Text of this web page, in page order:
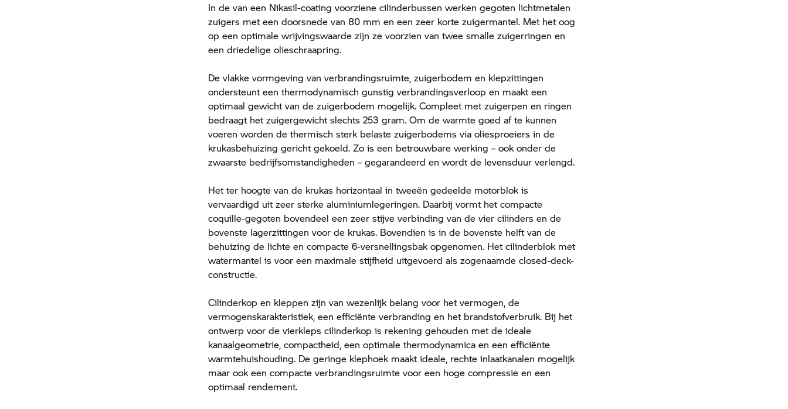
In de van een Nikasil-coating voorziene cilinderbussen werken gegoten lichtmetalen
zuigers met een doorsnede van 80 mm en een zeer korte zuigermantel. Met het oog
op een optimale wrijvingswaarde zijn ze voorzien van twee smalle zuigerringen en
een driedelige olieschraapring.
De vlakke vormgeving van verbrandingsruimte, zuigerbodem en klepzittingen
ondersteunt een thermodynamisch gunstig verbrandingsverloop en maakt een
optimaal gewicht van de zuigerbodem mogelijk. Compleet met zuigerpen en ringen
bedraagt het zuigergewicht slechts 253 gram. Om de warmte goed af te kunnen
voeren worden de thermisch sterk belaste zuigerbodems via oliesproeiers in de
krukasbehuizing gericht gekoeld. Zo is een betrouwbare werking – ook onder de
zwaarste bedrijfsomstandigheden – gegarandeerd en wordt de levensduur verlengd.
Het ter hoogte van de krukas horizontaal in tweeën gedeelde motorblok is
vervaardigd uit zeer sterke aluminiumlegeringen. Daarbij vormt het compacte
coquille-gegoten bovendeel een zeer stijve verbinding van de vier cilinders en de
bovenste lagerzittingen voor de krukas. Bovendien is in de bovenste helft van de
behuizing de lichte en compacte 6-versnellingsbak opgenomen. Het cilinderblok met
watermantel is voor een maximale stijfheid uitgevoerd als zogenaamde closed-deck-
constructie.
Cilinderkop en kleppen zijn van wezenlijk belang voor het vermogen, de
vermogenskarakteristiek, een efficiënte verbranding en het brandstofverbruik. Bij het
ontwerp voor de vierkleps cilinderkop is rekening gehouden met de ideale
kanaalgeometrie, compactheid, een optimale thermodynamica en een efficiënte
warmtehuishouding. De geringe klephoek maakt ideale, rechte inlaatkanalen mogelijk
maar ook een compacte verbrandingsruimte voor een hoge compressie en een
optimaal rendement.